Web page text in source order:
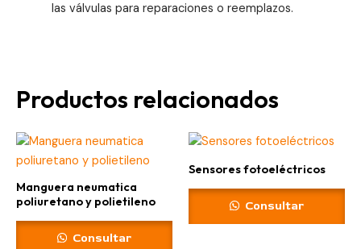
las válvulas para reparaciones o reemplazos.
Productos relacionados
Manguera neumatica
poliuretano y polietileno
Consultar
Sensores fotoeléctricos
Consultar